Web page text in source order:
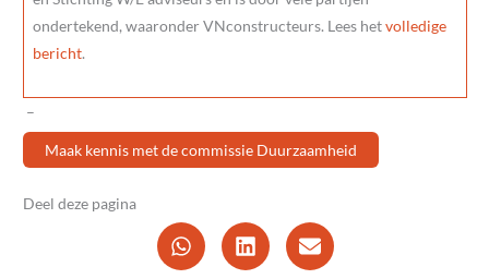
ondertekend, waaronder VNconstructeurs. Lees hetvolledige
bericht.
–
Maak kennis met de commissie Duurzaamheid
Deel deze pagina